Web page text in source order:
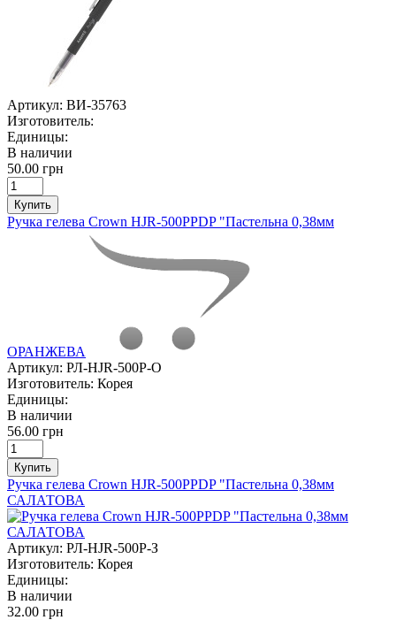
Артикул: ВИ-35763
Изготовитель:
Единицы:
В наличии
50.00 грн
Купить
Ручка гелева Crown HJR-500PPDP "Пастельна 0,38мм
ОРАНЖЕВА
Артикул: РЛ-HJR-500P-О
Изготовитель: Корея
Единицы:
В наличии
56.00 грн
Купить
Ручка гелева Crown HJR-500PPDP "Пастельна 0,38мм
САЛАТОВА
Артикул: РЛ-HJR-500P-З
Изготовитель: Корея
Единицы:
В наличии
32.00 грн